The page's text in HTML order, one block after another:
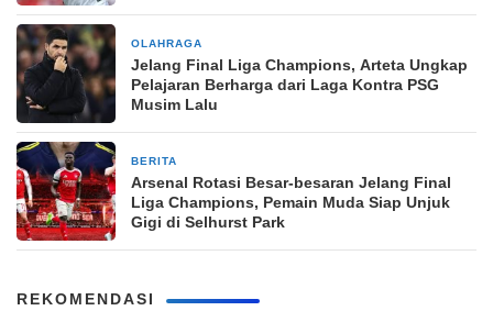
OLAHRAGA
Jelang Final Liga Champions, Arteta Ungkap
Pelajaran Berharga dari Laga Kontra PSG
Musim Lalu
BERITA
Arsenal Rotasi Besar-besaran Jelang Final
Liga Champions, Pemain Muda Siap Unjuk
Gigi di Selhurst Park
REKOMENDASI